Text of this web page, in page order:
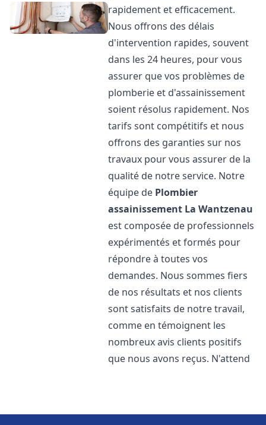
rapidement et efficacement.
Nous offrons des délais
d'intervention rapides, souvent
dans les 24 heures, pour vous
assurer que vos problèmes de
plomberie et d'assainissement
soient résolus rapidement. Nos
tarifs sont compétitifs et nous
offrons des garanties sur nos
travaux pour vous assurer de la
qualité de notre service. Notre
équipe de Plombier
assainissement La Wantzenau
est composée de professionnels
expérimentés et formés pour
répondre à toutes vos
demandes. Nous sommes fiers
de nos résultats et nos clients
sont satisfaits de notre travail,
comme en témoignent les
nombreux avis clients positifs
que nous avons reçus. N'attend